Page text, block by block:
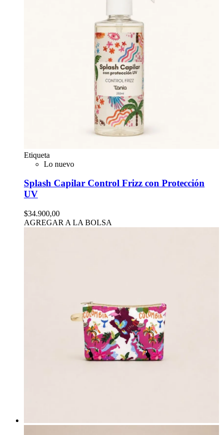
Etiqueta
Lo nuevo
Splash Capilar Control Frizz con Protección
UV
$34.900,00
AGREGAR A LA BOLSA